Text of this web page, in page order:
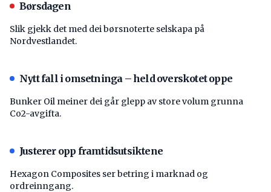
Børsdagen
Slik gjekk det med dei børsnoterte selskapa på
Nordvestlandet.
Nytt fall i omsetninga – held overskotet oppe
Bunker Oil meiner dei går glepp av store volum grunna
Co2-avgifta.
Justerer opp framtidsutsiktene
Hexagon Composites ser betring i marknad og
ordreinngang.